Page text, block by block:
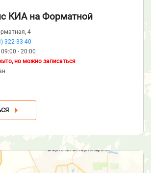
КИА на Форматной
4
322-33-40
09:00 - 20:00
но можно записаться